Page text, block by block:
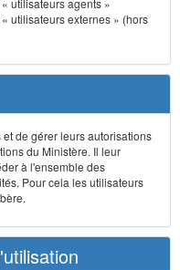
utilisateurs agents »
utilisateurs externes » (hors
de gérer leurs autorisations
du Ministère. Il leur
à l'ensemble des
Pour cela les utilisateurs